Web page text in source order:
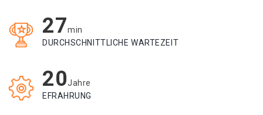
27min
DURCHSCHNITTLICHE WARTEZEIT
20Jahre
EFRAHRUNG